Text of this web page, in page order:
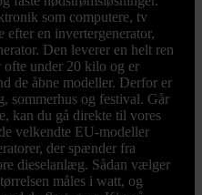
som computere, tv
efter en invertergenerator,
Den leverer en helt ren
under 20 kilo og er
de åbne modeller. Derfor er
sommerhus og festival. Går
kan du gå direkte til vores
velkendte EU-modeller
der spænder fra
dieselanlæg. Sådan vælger
måles i watt, og